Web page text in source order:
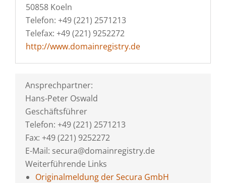
50858 Koeln
Telefon: +49 (221) 2571213
Telefax: +49 (221) 9252272
http://www.domainregistry.de
Ansprechpartner:
Hans-Peter Oswald
Geschäftsführer
Telefon: +49 (221) 2571213
Fax: +49 (221) 9252272
E-Mail: secura@domainregistry.de
Weiterführende Links
Originalmeldung der Secura GmbH